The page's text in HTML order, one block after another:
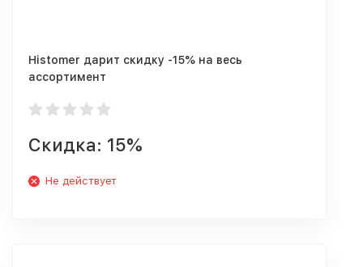
Histomer дарит скидку -15% на весь
ассортимент
Скидка: 15%
Не действует